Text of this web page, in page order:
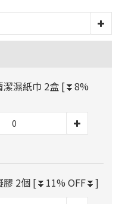
潔濕紙巾 2盒 [⏬8%
2個 [⏬11% OFF⏬]